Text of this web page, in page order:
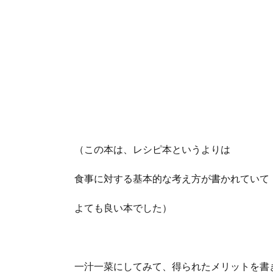
（この本は、レシピ本というよりは
食事に対する基本的な考え方が書かれていて
よても良い本でした）
一汁一菜にしてみて、得られたメリットを書